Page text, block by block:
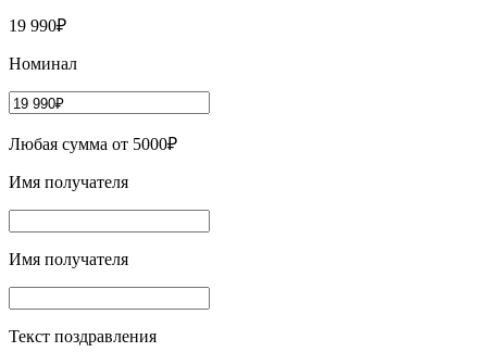
19 990₽
Номинал
Любая сумма от 5000₽
Имя получателя
Имя получателя
Текст поздравления